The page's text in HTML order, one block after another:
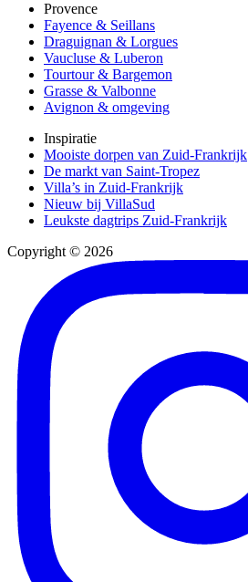
Provence
Fayence & Seillans
Draguignan & Lorgues
Vaucluse & Luberon
Tourtour & Bargemon
Grasse & Valbonne
Avignon & omgeving
Inspiratie
Mooiste dorpen van Zuid-Frankrijk
De markt van Saint-Tropez
Villa’s in Zuid-Frankrijk
Nieuw bij VillaSud
Leukste dagtrips Zuid-Frankrijk
Copyright © 2026